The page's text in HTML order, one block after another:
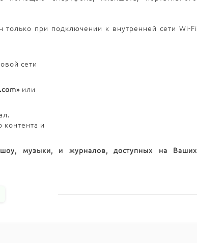
только при подключении к внутренней сети Wi-Fi
сети
или
контента и
музыки, и журналов, доступных на Ваших